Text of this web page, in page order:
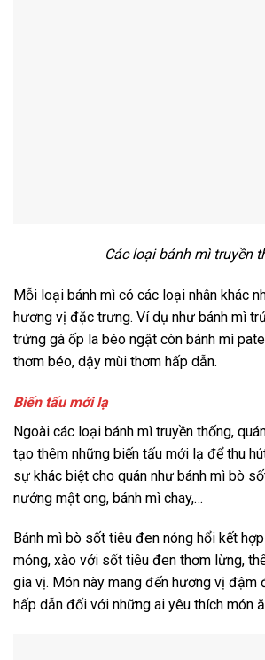
Các loại bánh mì truyền
Mỗi loại bánh mì có các loại nhân khác
hương vị đặc trưng. Ví dụ như bánh mì
trứng gà ốp la béo ngật còn bánh mì
thơm béo, dậy mùi thơm hấp dẫn.
Biến tấu mới lạ
Ngoài các loại bánh mì truyền thống,
tạo thêm những biến tấu mới lạ để thu
sự khác biệt cho quán như bánh mì bò
nướng mật ong, bánh mì chay,…
Bánh mì bò sốt tiêu đen nóng hổi kết
mỏng, xào với sốt tiêu đen thơm lừng,
gia vị. Món này mang đến hương vị đậm
hấp dẫn đối với những ai yêu thích món